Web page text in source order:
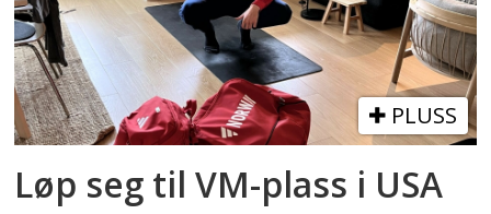
PLUSS
Løp seg til VM-plass i USA